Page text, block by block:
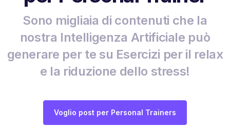
Sono migliaia di contenuti che la
nostra Intelligenza Artificiale può
generare per te su Esercizi per il relax
e la riduzione dello stress!
Voglio post per Personal Trainers